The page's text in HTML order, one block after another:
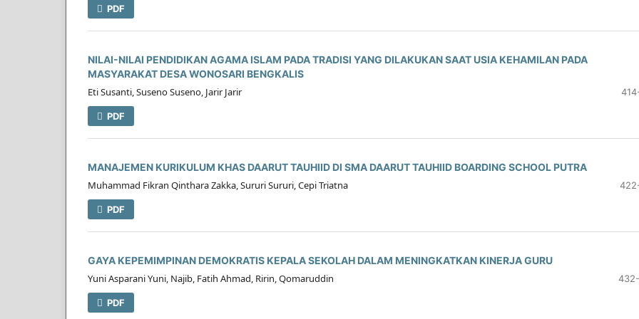
PDF
NILAI-NILAI PENDIDIKAN AGAMA ISLAM PADA TRADISI YANG DILAKUKAN SAAT USIA KEHAMILAN PADA
MASYARAKAT DESA WONOSARI BENGKALIS
Eti Susanti, Suseno Suseno, Jarir Jarir
PDF
MANAJEMEN KURIKULUM KHAS DAARUT TAUHIID DI SMA DAARUT TAUHIID BOARDING SCHOOL PUTRA
Muhammad Fikran Qinthara Zakka, Sururi Sururi, Cepi Triatna
PDF
GAYA KEPEMIMPINAN DEMOKRATIS KEPALA SEKOLAH DALAM MENINGKATKAN KINERJA GURU
Yuni Asparani Yuni, Najib, Fatih Ahmad, Ririn, Qomaruddin
PDF